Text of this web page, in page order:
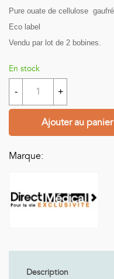
Pure ouate de cellulose
Eco label
Vendu par lot de 2 bobines.
En stock
- +
Ajouter au panier
Marque:
Description